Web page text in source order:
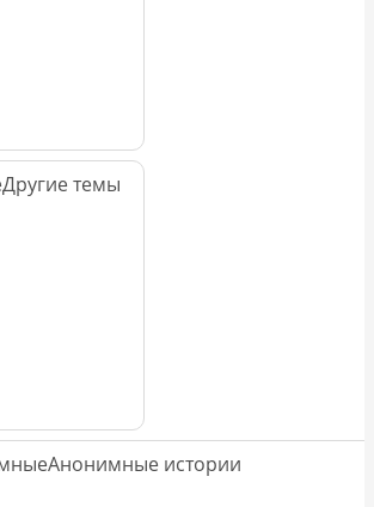
Другие темы
Анонимные истории